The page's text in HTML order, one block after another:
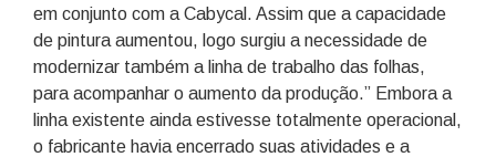
em conjunto com a Cabycal. Assim que a capacidade
de pintura aumentou, logo surgiu a necessidade de
modernizar também a linha de trabalho das folhas,
para acompanhar o aumento da produção.” Embora a
linha existente ainda estivesse totalmente operacional,
o fabricante havia encerrado suas atividades e a